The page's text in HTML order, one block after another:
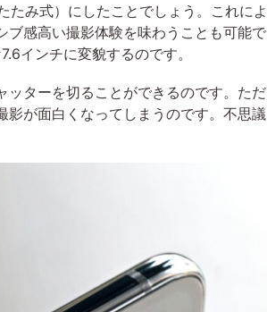
み式）にしたことでしょう。これによ
ブ感高い撮影体験を味わうことも可能で
インチに変貌するのです。
ターを切ることができるのです。ただ
が面白くなってしまうのです。不思議